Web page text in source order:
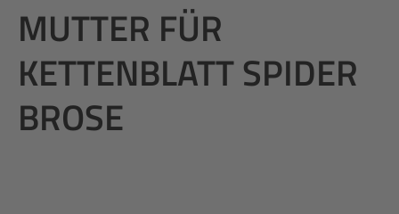
MUTTER FÜR
KETTENBLATT SPIDER
BROSE